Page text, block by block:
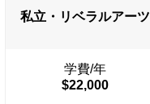
私立・リベラルアーツ
学費/年
$22,000